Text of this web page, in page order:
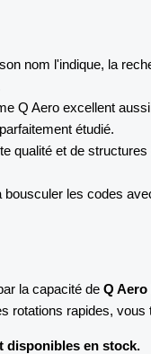
nom l'indique, la
Q Aero excellent
étudié.
qualité et de
bousculer les codes
la capacité de Q Aero
rotations rapides,
disponibles en stock.